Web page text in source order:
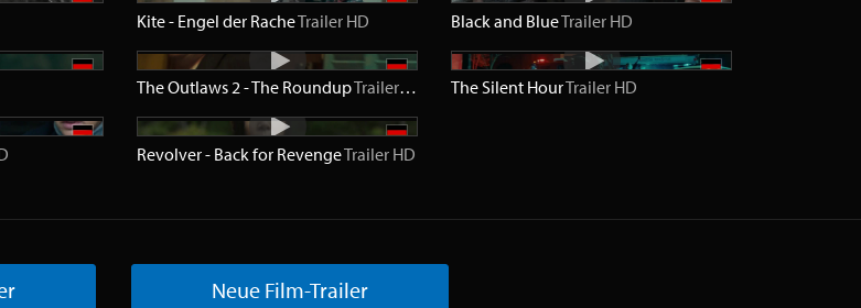
Kite - Engel der RacheTrailer HD Black and BlueTrailer HD
The Outlaws 2 - The RoundupTrailerHD The Silent HourTrailer HD
Revolver - Back for RevengeTrailer HD
Neue Film-Trailer